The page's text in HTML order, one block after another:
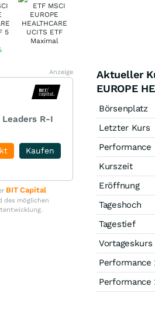
Anzeige
R-I
Kaufen
BIT Capital
des möglichen
Aktueller
EUROPE
Börsenplatz
Letzter Kurs
Performance
Kurszeit
Eröffnung
Tageshoch
Tagestief
Vortageskurs
Performance
Performance